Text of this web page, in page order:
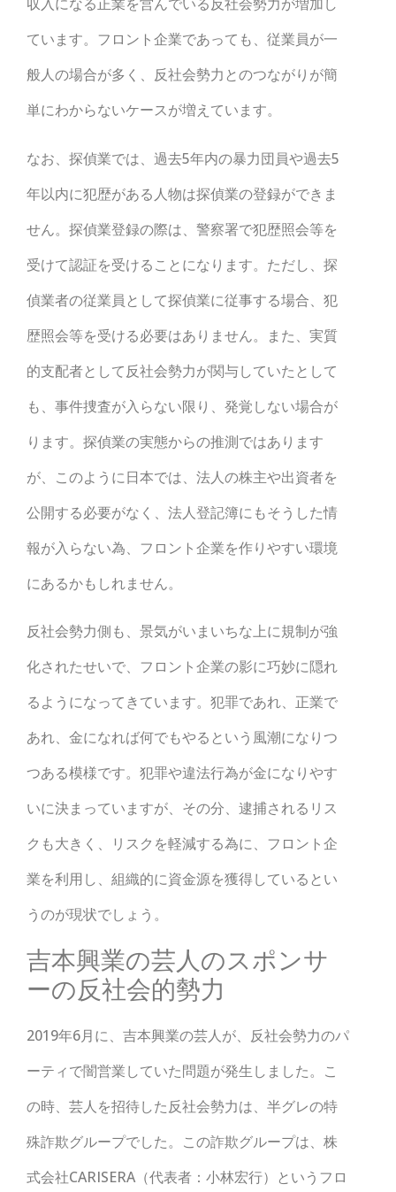
ています。フロント企業であっても、従業員が一
般人の場合が多く、反社会勢力とのつながりが簡
単にわからないケースが増えています。
なお、探偵業では、過去5年内の暴力団員や過去5
年以内に犯歴がある人物は探偵業の登録ができま
せん。探偵業登録の際は、警察署で犯歴照会等を
受けて認証を受けることになります。ただし、探
偵業者の従業員として探偵業に従事する場合、犯
歴照会等を受ける必要はありません。また、実質
的支配者として反社会勢力が関与していたとして
も、事件捜査が入らない限り、発覚しない場合が
ります。探偵業の実態からの推測ではあります
が、このように日本では、法人の株主や出資者を
公開する必要がなく、法人登記簿にもそうした情
報が入らない為、フロント企業を作りやすい環境
にあるかもしれません。
反社会勢力側も、景気がいまいちな上に規制が強
化されたせいで、フロント企業の影に巧妙に隠れ
るようになってきています。犯罪であれ、正業で
あれ、金になれば何でもやるという風潮になりつ
つある模様です。犯罪や違法行為が金になりやす
いに決まっていますが、その分、逮捕されるリス
クも大きく、リスクを軽減する為に、フロント企
業を利用し、組織的に資金源を獲得しているとい
うのが現状でしょう。
吉本興業の芸人のスポンサ
ーの反社会的勢力
2019年6月に、吉本興業の芸人が、反社会勢力のパ
ーティで闇営業していた問題が発生しました。こ
の時、芸人を招待した反社会勢力は、半グレの特
殊詐欺グループでした。この詐欺グループは、株
式会社CARISERA（代表者：小林宏行）というフロ